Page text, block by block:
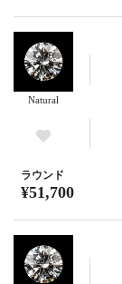
Natural
ラウンド
¥51,700